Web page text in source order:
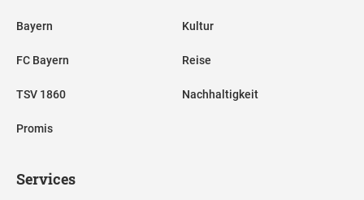
Bayern
FC Bayern
TSV 1860
Promis
Kultur
Reise
Nachhaltigkeit
Services